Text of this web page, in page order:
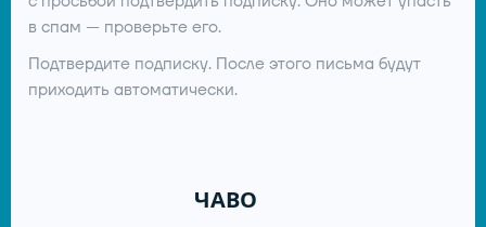
в спам — проверьте его.
Подтвердите подписку. После этого письма будут
приходить автоматически.
ЧАВО